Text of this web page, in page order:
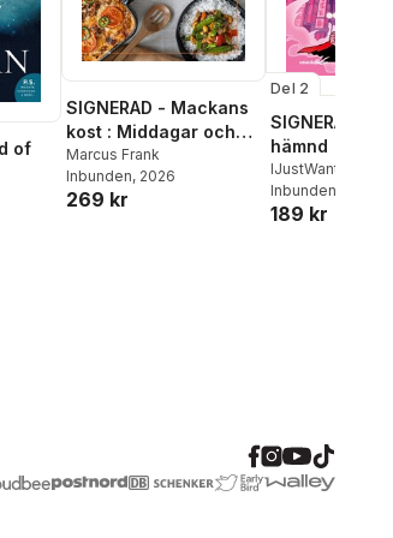
of
antal röster:
SIGNERAD - Mackans
kost : Middagar och
matlådor
Marcus Frank
Inbunden, 2026
269 kr
Del 2
SIGNERAD -
hämnd
Adolphson
Beer ,Victor Beer
Inbunden
189 kr